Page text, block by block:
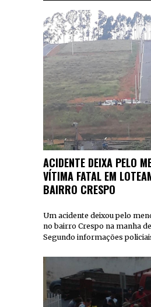
ACIDENTE DEIXA PELO
VÍTIMA FATAL EM
BAIRRO CRESPO
Um acidente deixou pelo
no bairro Crespo na manha
Segundo informações